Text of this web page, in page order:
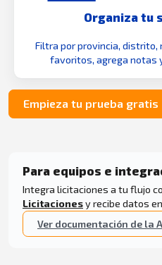
Organiza tu
Filtra por provincia,
favoritos, agrega notas
Empieza tu prueba gratis
Para equipos e
Integra licitaciones a tu flujo
Licitacionesy recibe datos en
Ver documentación de la